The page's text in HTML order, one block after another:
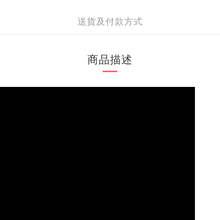
送貨及付款方式
商品描述